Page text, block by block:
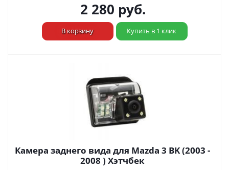
2 280 руб.
В корзину Купить в 1 клик
Камера заднего вида для Mazda 3 BK (2003 -
2008 ) Хэтчбек